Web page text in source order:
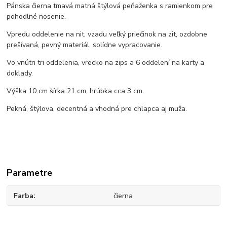
Pánska čierna tmavá matná štýlová peňaženka s ramienkom pre
pohodlné nosenie.
Vpredu oddelenie na nit, vzadu veľký priečinok na zit, ozdobne
prešívaná, pevný materiál, solídne vypracovanie.
Vo vnútri tri oddelenia, vrecko na zips a 6 oddelení na karty a
doklady.
Výška 10 cm šírka 21 cm, hrúbka cca 3 cm.
Pekná, štýlova, decentná a vhodná pre chlapca aj muža.
Parametre
Farba čierna